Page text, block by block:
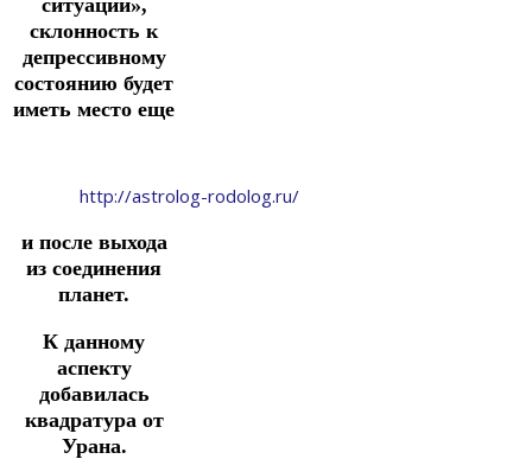
склонность к
депрессивному
состоянию будет
иметь место еще
http://astrolog-rodolog.ru/
и после выхода
из соединения
планет.
К данному
аспекту
добавилась
квадратура от
Урана.